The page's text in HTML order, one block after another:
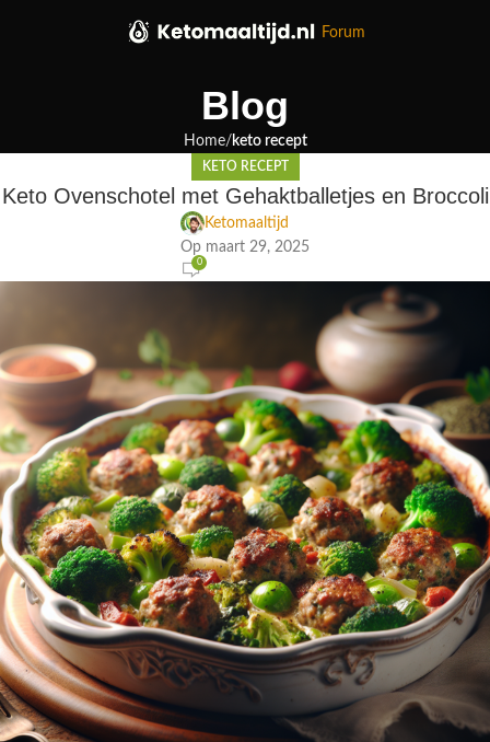
Forum
Blog
Home keto recept
KETO RECEPT
Keto Ovenschotel met Gehaktballetjes en Broccoli
Ketomaaltijd
Op maart 29, 2025
0